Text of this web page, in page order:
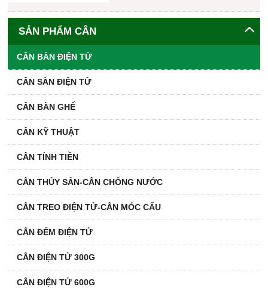
SẢN PHẨM CÂN
CÂN BÀN ĐIỆN TỬ
CÂN SÀN ĐIỆN TỬ
CÂN BÀN GHẾ
CÂN KỸ THUẬT
CÂN TÍNH TIỀN
CÂN THỦY SẢN-CÂN CHỐNG NƯỚC
CÂN TREO ĐIỆN TỬ-CÂN MÓC CẨU
CÂN ĐẾM ĐIỆN TỬ
CÂN ĐIỆN TỬ 300G
CÂN ĐIỆN TỬ 600G